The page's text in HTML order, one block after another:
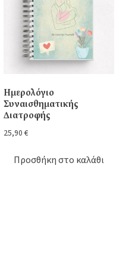
Ημερολόγιο
Συναισθηματικής
Διατροφής
25,90 €
Προσθήκη στο καλάθι